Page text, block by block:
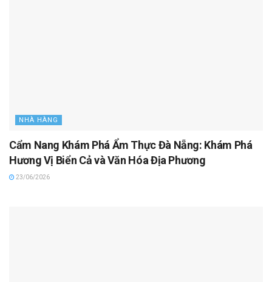
NHÀ HÀNG
Cẩm Nang Khám Phá Ẩm Thực Đà Nẵng: Khám Phá
Hương Vị Biển Cả và Văn Hóa Địa Phương
23/06/2026